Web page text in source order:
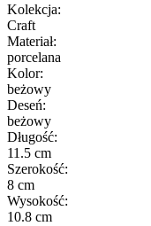
Kolekcja:
Craft
Materiał:
porcelana
Kolor:
beżowy
Deseń:
beżowy
Długość:
11.5 cm
Szerokość:
8 cm
Wysokość:
10.8 cm